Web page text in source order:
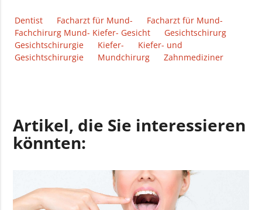
Dentist Facharzt für Mund-
Facharzt für Mund-
Fachchirurg Mund- Kiefer- Gesicht
Gesichtschirurg
Gesichtschirurgie
Kiefer-
Kiefer- und
Gesichtschirurgie
Mundchirurg Zahnmediziner
Artikel, die Sie interessieren
könnten: